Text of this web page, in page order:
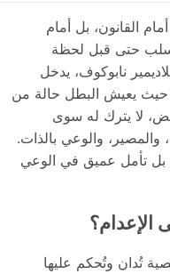
القانون، بل أمام
حتى قبل لحظة
نابوكوف، يدخل
حيث يعيش البطل حالة من
لا يترك له سوى
والوعي بالذات.
بل تأمل عميق في الوعي
الإعدام؟
تُدان وتُحكم عليها